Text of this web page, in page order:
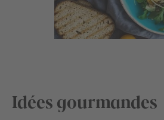
Idées gourmandes